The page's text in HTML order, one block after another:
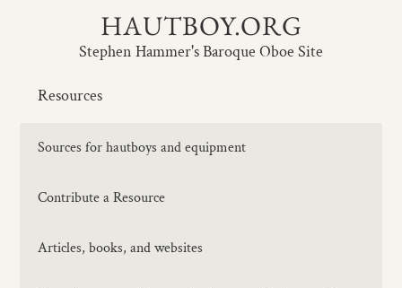
HAUTBOY.ORG
Stephen Hammer's Baroque Oboe Site
Resources
Sources for hautboys and equipment
Contribute a Resource
Articles, books, and websites